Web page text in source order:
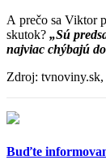
A prečo sa Viktor
skutok? „Sú
najviac chýbajú
Zdroj:
Buďte